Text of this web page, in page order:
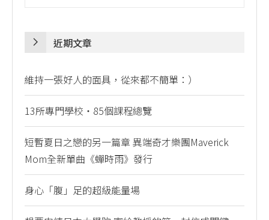
近期文章
維持一張好人的面具，從來都不簡單：）
13所專門學校・85個課程總覽
短暫夏日之戀的另一篇章 異端奇才樂團Maverick
Mom全新單曲《蟬時雨》發行
身心「腹」足的超級能量場